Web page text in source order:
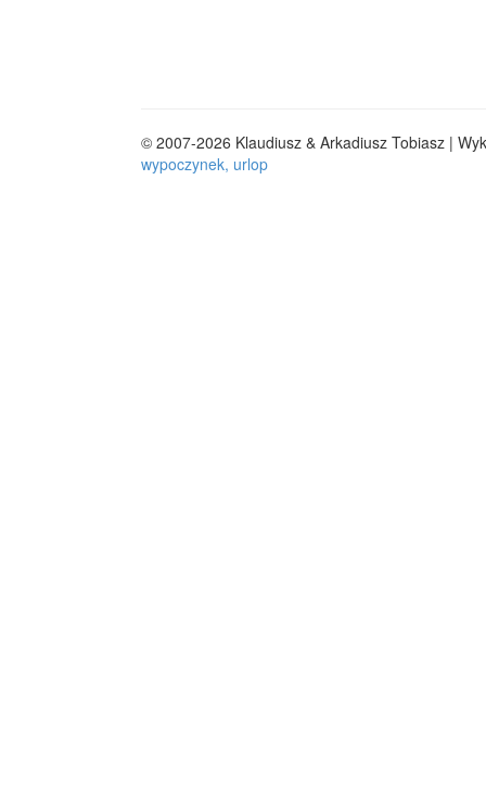
© 2007-2026 Klaudiusz & Arkadiusz Tobiasz |
wypoczynek, urlop